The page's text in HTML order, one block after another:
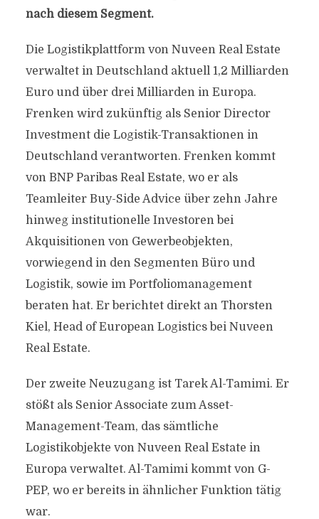
nach diesem Segment.
Die Logistikplattform von Nuveen Real Estate
verwaltet in Deutschland aktuell 1,2 Milliarden
Euro und über drei Milliarden in Europa.
Frenken wird zukünftig als Senior Director
Investment die Logistik-Transaktionen in
Deutschland verantworten. Frenken kommt
von BNP Paribas Real Estate, wo er als
Teamleiter Buy-Side Advice über zehn Jahre
hinweg institutionelle Investoren bei
Akquisitionen von Gewerbeobjekten,
vorwiegend in den Segmenten Büro und
Logistik, sowie im Portfoliomanagement
beraten hat. Er berichtet direkt an Thorsten
Kiel, Head of European Logistics bei Nuveen
Real Estate.
Der zweite Neuzugang ist Tarek Al-Tamimi. Er
stößt als Senior Associate zum Asset-
Management-Team, das sämtliche
Logistikobjekte von Nuveen Real Estate in
Europa verwaltet. Al-Tamimi kommt von G-
PEP, wo er bereits in ähnlicher Funktion tätig
war.